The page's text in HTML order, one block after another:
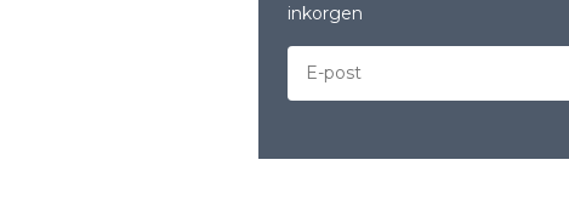
inkorgen